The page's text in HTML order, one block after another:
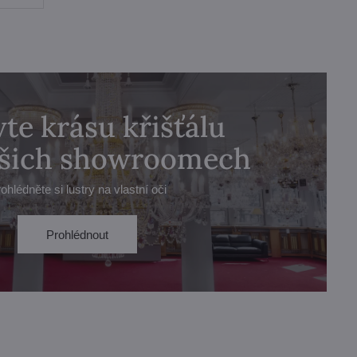
krásu křišťálu
showroomech
si lustry na vlastní oči
Prohlédnout